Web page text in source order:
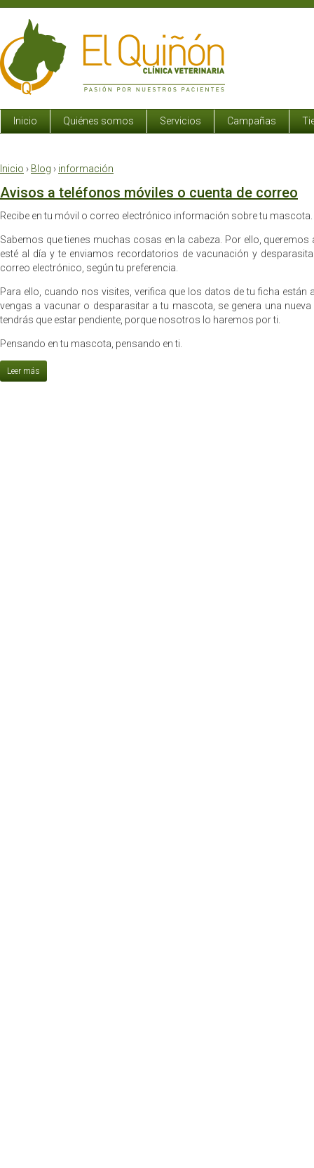
Inicio Quiénes somos Servicios Campañas
Inicio › Blog › información
Avisos a teléfonos móviles o cuenta de correo
Recibe en tu móvil o correo electrónico información sobre tu mascota.
Sabemos que tienes muchas cosas en la cabeza. Por ello,
esté al día y te enviamos recordatorios de vacunación y
correo electrónico, según tu preferencia.
Para ello, cuando nos visites, verifica que los datos de tu ficha están
vengas a vacunar o desparasitar a tu mascota, se genera una
tendrás que estar pendiente, porque nosotros lo haremos por ti.
Pensando en tu mascota, pensando en ti.